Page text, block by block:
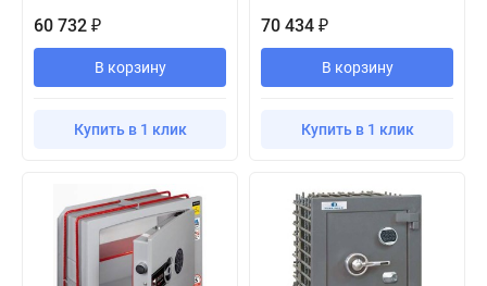
60 732 ₽
В корзину
Купить в 1 клик
70 434 ₽
В корзину
Купить в 1 клик